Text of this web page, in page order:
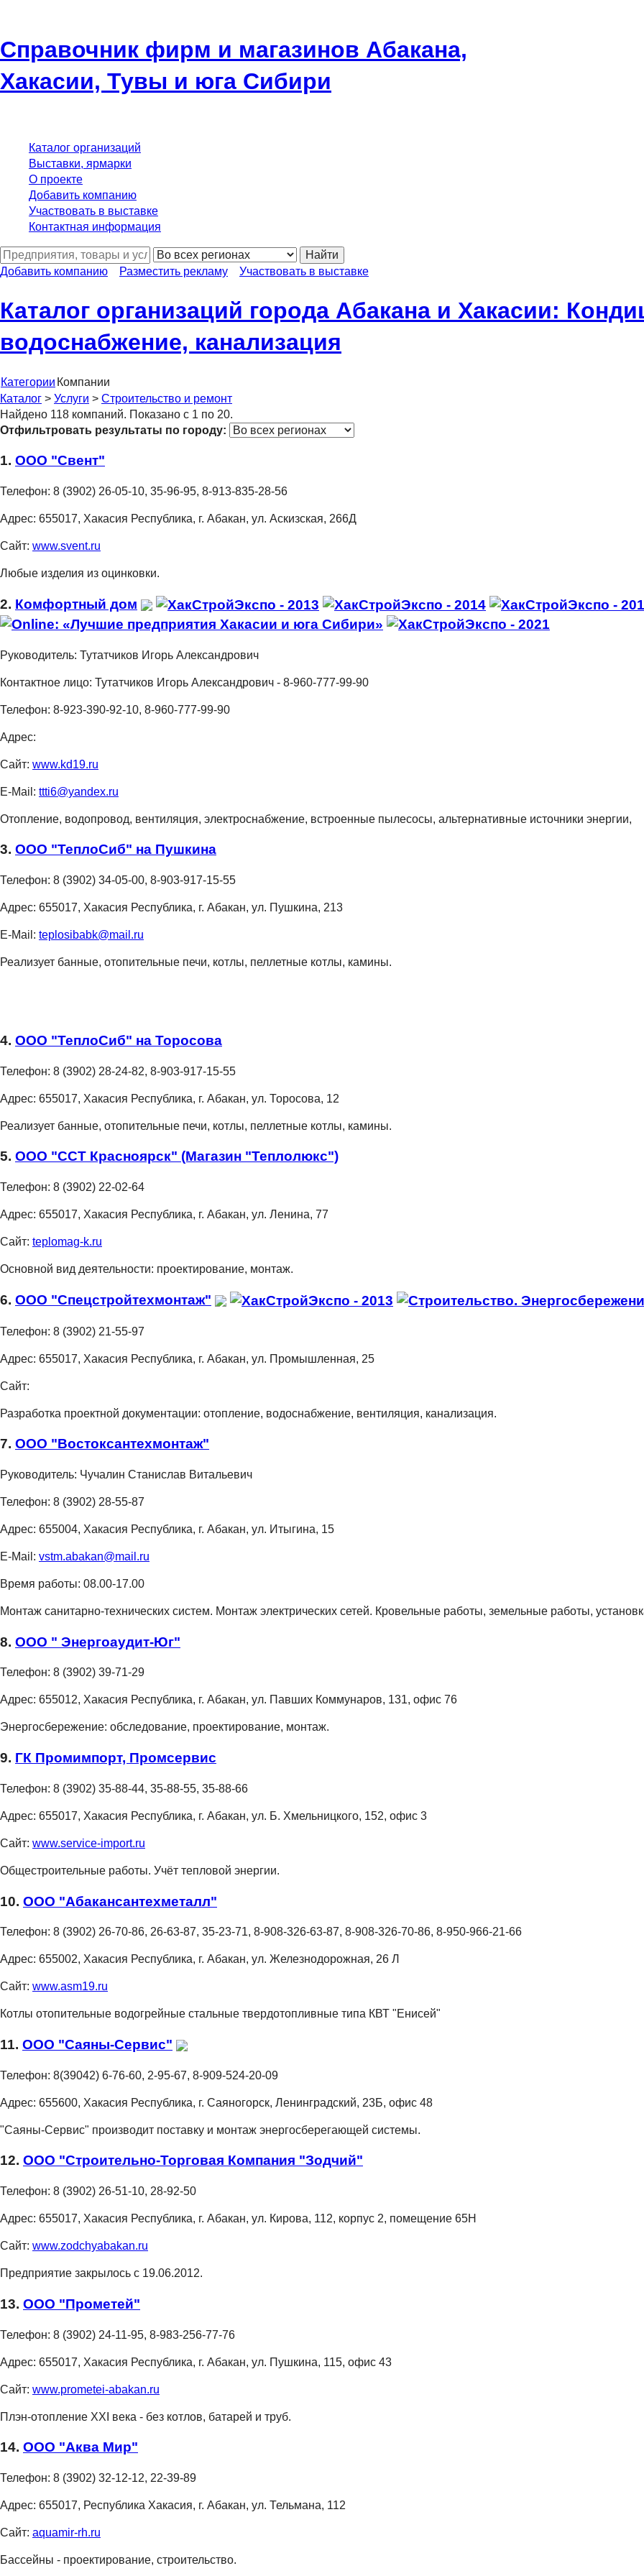
Справочник фирм и магазинов Абакана,
Хакасии, Тувы и юга Сибири
Каталог организаций
Выставки, ярмарки
О проекте
Добавить компанию
Участвовать в выставке
Контактная информация
Найти
Добавить компанию
Разместить рекламу Участвовать в выставке
Каталог организаций города Абакана и Хакасии:
водоснабжение, канализация
Категории Компании
Каталог > Услуги > Строительство и ремонт
Найдено 118 компаний. Показано с 1 по 20.
Отфильтровать результаты по городу:
1. ООО "Свент"
Телефон: 8 (3902) 26-05-10, 35-96-95, 8-913-835-28-56
Адрес: 655017, Хакасия Республика, г. Абакан, ул. Аскизская, 266Д
Сайт: www.svent.ru
Любые изделия из оцинковки.
2. Комфортный дом
Руководитель: Тутатчиков Игорь Александрович
Контактное лицо: Тутатчиков Игорь Александрович - 8-960-777-99-90
Телефон: 8-923-390-92-10, 8-960-777-99-90
Адрес:
Сайт: www.kd19.ru
E-Mail: ttti6@yandex.ru
Отопление, водопровод, вентиляция, электроснабжение, встроенные пылесосы, альтернативные источники энергии,
3. ООО "ТеплоСиб" на Пушкина
Телефон: 8 (3902) 34-05-00, 8-903-917-15-55
Адрес: 655017, Хакасия Республика, г. Абакан, ул. Пушкина, 213
E-Mail: teplosibabk@mail.ru
Реализует банные, отопительные печи, котлы, пеллетные котлы, камины.
4. ООО "ТеплоСиб" на Торосова
Телефон: 8 (3902) 28-24-82, 8-903-917-15-55
Адрес: 655017, Хакасия Республика, г. Абакан, ул. Торосова, 12
Реализует банные, отопительные печи, котлы, пеллетные котлы, камины.
5. ООО "ССТ Красноярск" (Магазин "Теплолюкс")
Телефон: 8 (3902) 22-02-64
Адрес: 655017, Хакасия Республика, г. Абакан, ул. Ленина, 77
Сайт: teplomag-k.ru
Основной вид деятельности: проектирование, монтаж.
6. ООО "Спецстройтехмонтаж"
Телефон: 8 (3902) 21-55-97
Адрес: 655017, Хакасия Республика, г. Абакан, ул. Промышленная, 25
Сайт:
Разработка проектной документации: отопление, водоснабжение, вентиляция, канализация.
7. ООО "Востоксантехмонтаж"
Руководитель: Чучалин Станислав Витальевич
Телефон: 8 (3902) 28-55-87
Адрес: 655004, Хакасия Республика, г. Абакан, ул. Итыгина, 15
E-Mail: vstm.abakan@mail.ru
Время работы: 08.00-17.00
Монтаж санитарно-технических систем. Монтаж электрических сетей. Кровельные работы, земельные работы,
8. ООО " Энергоаудит-Юг"
Телефон: 8 (3902) 39-71-29
Адрес: 655012, Хакасия Республика, г. Абакан, ул. Павших Коммунаров, 131, офис 76
Энергосбережение: обследование, проектирование, монтаж.
9. ГК Промимпорт, Промсервис
Телефон: 8 (3902) 35-88-44, 35-88-55, 35-88-66
Адрес: 655017, Хакасия Республика, г. Абакан, ул. Б. Хмельницкого, 152, офис 3
Сайт: www.service-import.ru
Общестроительные работы. Учёт тепловой энергии.
10. ООО "Абакансантехметалл"
Телефон: 8 (3902) 26-70-86, 26-63-87, 35-23-71, 8-908-326-63-87, 8-908-326-70-86, 8-950-966-21-66
Адрес: 655002, Хакасия Республика, г. Абакан, ул. Железнодорожная, 26 Л
Сайт: www.asm19.ru
Котлы отопительные водогрейные стальные твердотопливные типа КВТ "Енисей"
11. ООО "Саяны-Сервис"
Телефон: 8(39042) 6-76-60, 2-95-67, 8-909-524-20-09
Адрес: 655600, Хакасия Республика, г. Саяногорск, Ленинградский, 23Б, офис 48
"Саяны-Сервис" производит поставку и монтаж энергосберегающей системы.
12. ООО "Строительно-Торговая Компания "Зодчий"
Телефон: 8 (3902) 26-51-10, 28-92-50
Адрес: 655017, Хакасия Республика, г. Абакан, ул. Кирова, 112, корпус 2, помещение 65Н
Сайт: www.zodchyabakan.ru
Предприятие закрылось с 19.06.2012.
13. ООО "Прометей"
Телефон: 8 (3902) 24-11-95, 8-983-256-77-76
Адрес: 655017, Хакасия Республика, г. Абакан, ул. Пушкина, 115, офис 43
Сайт: www.prometei-abakan.ru
Плэн-отопление XXI века - без котлов, батарей и труб.
14. ООО "Аква Мир"
Телефон: 8 (3902) 32-12-12, 22-39-89
Адрес: 655017, Республика Хакасия, г. Абакан, ул. Тельмана, 112
Сайт: aquamir-rh.ru
Бассейны - проектирование, строительство.